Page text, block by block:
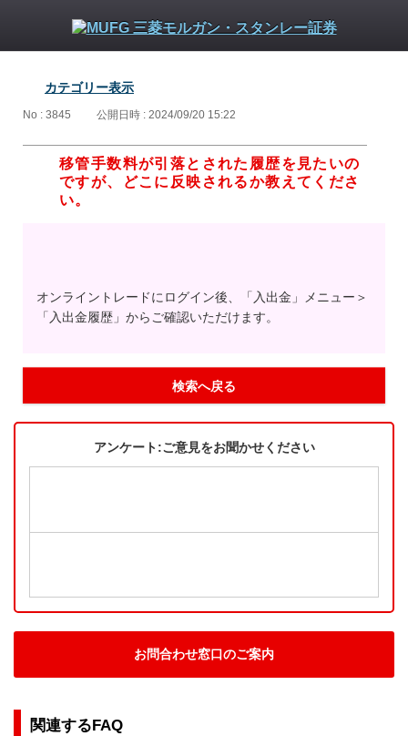
カテゴリー表示
No : 3845 公開日時 : 2024/09/20 15:22
移管手数料が引落とされた履歴を見たいの
ですが、どこに反映されるか教えてくださ
い。
オンライントレードにログイン後、「入出金」メニュー＞
「入出金履歴」からご確認いただけます。
検索へ戻る
アンケート:ご意見をお聞かせください
お問合わせ窓口のご案内
関連するFAQ